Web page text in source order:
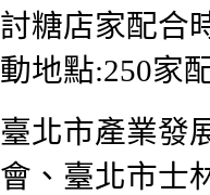
討糖店家配合
動地點:250家
臺北市產業發
會、臺北市士